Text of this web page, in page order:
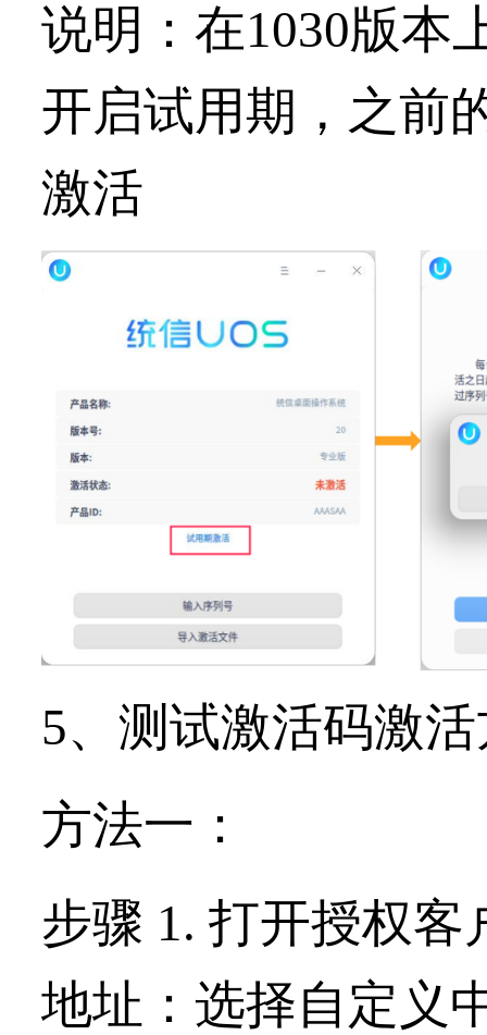
说明：在1030版本
开启试用期，之前
激活
5、测试激活码激
方法一：
步骤 1. 打开授权
地址：选择自定义